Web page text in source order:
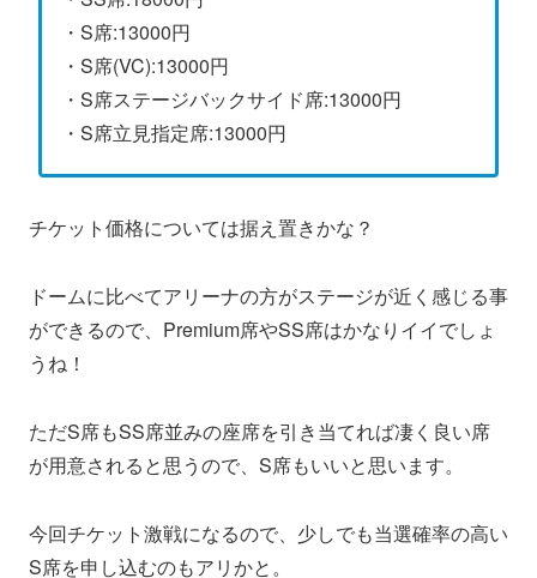
・S席:13000円
・S席(VC):13000円
・S席ステージバックサイド席:13000円
・S席立見指定席:13000円
チケット価格については据え置きかな？
ドームに比べてアリーナの方がステージが近く感じる事
ができるので、Premium席やSS席はかなりイイでしょ
うね！
ただS席もSS席並みの座席を引き当てれば凄く良い席
が用意されると思うので、S席もいいと思います。
今回チケット激戦になるので、少しでも当選確率の高い
S席を申し込むのもアリかと。